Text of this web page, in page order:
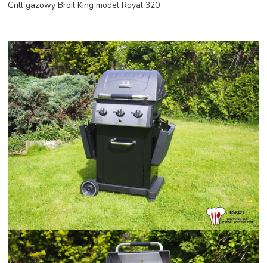
Grill gazowy Broil King model Royal 320